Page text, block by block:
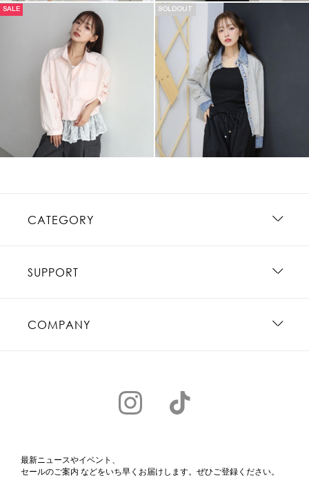
SALE SOLDOUT
CATEGORY
SUPPORT
COMPANY
最新ニュースやイベント、
セールのご案内 などをいち早くお届けします。ぜひご登録ください。